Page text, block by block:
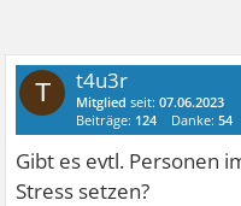
T t4u3r
Mitglied seit:07.06.2023
Beiträge: 124 Danke:54
Gibt es evtl. Personen
Stress setzen?